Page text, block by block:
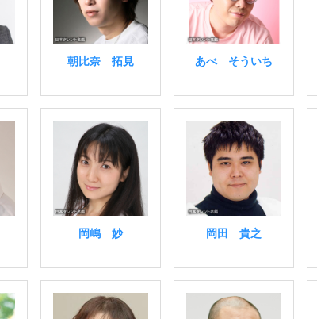
朝比奈 拓見 あべ そういち
岡嶋 妙 岡田 貴之